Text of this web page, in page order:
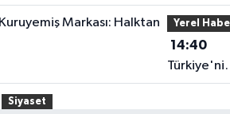
güncel fiyatlar
Yerel
14:40
En İyi
Siyaset